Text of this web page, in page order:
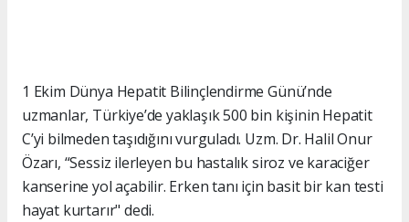
1 Ekim Dünya Hepatit Bilinçlendirme Günü’nde
uzmanlar, Türkiye’de yaklaşık 500 bin kişinin Hepatit
C’yi bilmeden taşıdığını vurguladı. Uzm. Dr. Halil Onur
Özarı, “Sessiz ilerleyen bu hastalık siroz ve karaciğer
kanserine yol açabilir. Erken tanı için basit bir kan testi
hayat kurtarır" dedi.